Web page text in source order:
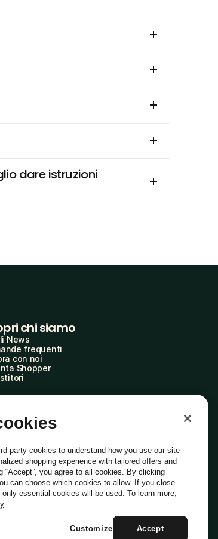
dare istruzioni
chi siamo
News
frequenti
con noi
Shopper
Italiano
party cookies to understand how you use our site
shopping experience with tailored offers and
“Accept”, you agree to all cookies. By clicking
can choose which cookies to allow. If you close
only essential cookies will be used. To learn more,
Accept
Customize